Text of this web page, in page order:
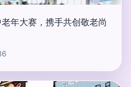
年大赛，携手共创敬老尚